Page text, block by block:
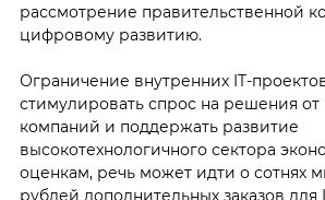
рассмотрение правительственной
цифровому развитию.
Ограничение внутренних IT-
стимулировать спрос на решения
компаний и поддержать развитие
высокотехнологичного сектора
оценкам, речь может идти о сотнях
рублей дополнительных заказов для